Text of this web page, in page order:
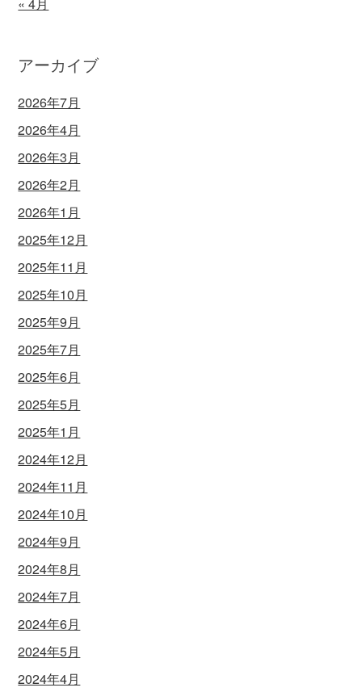
« 4月
アーカイブ
2026年7月
2026年4月
2026年3月
2026年2月
2026年1月
2025年12月
2025年11月
2025年10月
2025年9月
2025年7月
2025年6月
2025年5月
2025年1月
2024年12月
2024年11月
2024年10月
2024年9月
2024年8月
2024年7月
2024年6月
2024年5月
2024年4月